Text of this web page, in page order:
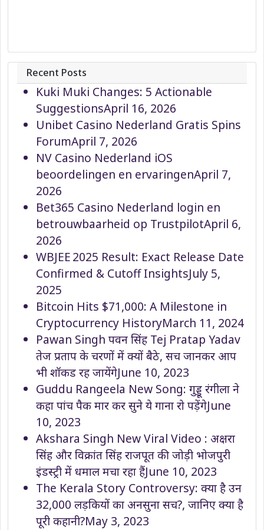
Recent Posts
Kuki Muki Changes: 5 Actionable
SuggestionsApril 16, 2026
Unibet Casino Nederland Gratis Spins
ForumApril 7, 2026
NV Casino Nederland iOS
beoordelingen en ervaringenApril 7,
2026
Bet365 Casino Nederland login en
betrouwbaarheid op TrustpilotApril 6,
2026
WBJEE 2025 Result: Exact Release Date
Confirmed & Cutoff InsightsJuly 5,
2025
Bitcoin Hits $71,000: A Milestone in
Cryptocurrency HistoryMarch 11, 2024
Pawan Singh पवन सिंह Tej Pratap Yadav
तेज प्रताप के चरणों में क्यों बैठे, सच जानकर आप
भी शॉकड रह जायेंगेJune 10, 2023
Guddu Rangeela New Song: गुड्डू रंगीला ने
कहा पांच पैक मार कर सुने ये गाना रो पड़ेंगेJune
10, 2023
Akshara Singh New Viral Video : अक्षरा
सिंह और विक्रांत सिंह राजपूत की जोड़ी भोजपुरी
इंडस्ट्री में धमाल मचा रहा हैंJune 10, 2023
The Kerala Story Controversy: क्या है उन
32,000 लड़कियों का अनसुना सच?, जानिए क्या है
पूरी कहानी?May 3, 2023